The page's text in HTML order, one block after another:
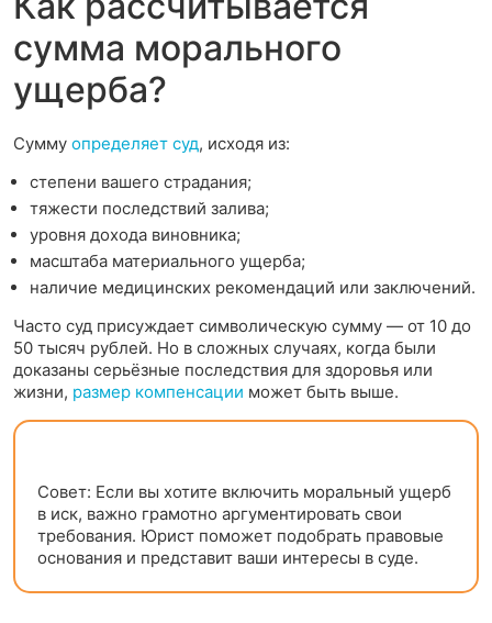
сумма морального
ущерба?
Сумму определяет суд, исходя из:
степени вашего страдания;
тяжести последствий залива;
уровня дохода виновника;
масштаба материального ущерба;
наличие медицинских рекомендаций или заключений.
Часто суд присуждает символическую сумму — от 10 до
50 тысяч рублей. Но в сложных случаях, когда были
доказаны серьёзные последствия для здоровья или
жизни, размер компенсации может быть выше.
Совет: Если вы хотите включить моральный ущерб
в иск, важно грамотно аргументировать свои
требования. Юрист поможет подобрать правовые
основания и представит ваши интересы в суде.